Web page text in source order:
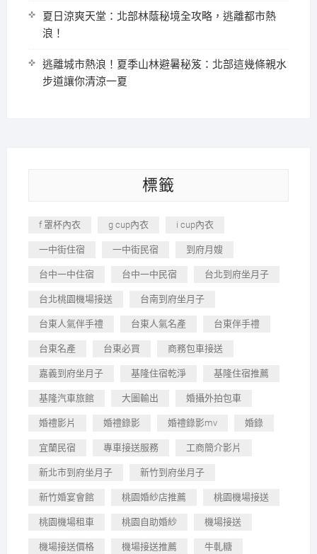
夏日涼爽天堂：北部林蔭秘境全攻略，逃離都市熱
浪！
逃離城市熱浪！夏季山林避暑秘笈：北部這幾條親水
步道讓你清涼一夏
標籤
f 罩杯內衣 g cup內衣 i cup內衣
一中街住宿 一中街民宿 到府月嫂
台中一中住宿 台中一中民宿 台北到府坐月子
台北桃園機場接送 台南到府坐月子
台東人氣伴手禮 台東人氣名產 台東伴手禮
台東名產 台東必買 商務包車接送
嘉義到府坐月子 基隆住宿乾淨 基隆住宿推薦
基隆汽車旅館 大圖輸出 婚攝外拍包車
婚禮影片 婚禮錄影 婚禮錄影mv 婚錄
宜蘭民宿 專車接送服務 工商簡介影片
新北市到府坐月子 新竹到府坐月子
新竹婚宴會館 桃園婚紗店推薦 桃園機場接送
桃園機場租車 桃園自助婚紗 機場接送
機場接送價格 機場接送推薦 牛軋糖